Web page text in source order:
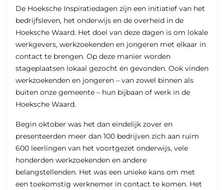
De Hoeksche Inspiratiedagen zijn een initiatief van het
bedrijfsleven, het onderwijs en de overheid in de
Hoeksche Waard. Het doel van deze dagen is om lokale
werkgevers, werkzoekenden en jongeren met elkaar in
contact te brengen. Op deze manier worden
stageplaatsen lokaal gezocht én gevonden. Ook vinden
werkzoekenden en jongeren – van zowel binnen als
buiten onze gemeente – hun bijbaan of werk in de
Hoeksche Waard.
Begin oktober was het dan eindelijk zover en
presenteerden meer dan 100 bedrijven zich aan ruim
600 leerlingen van het voortgezet onderwijs, vele
honderden werkzoekenden en andere
belangstellenden. Het was een unieke kans om met
een toekomstig werknemer in contact te komen. Het